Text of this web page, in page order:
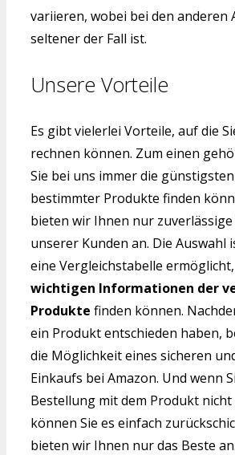
variieren, wobei bei den anderen
seltener der Fall ist.
Unsere Vorteile
Es gibt vielerlei Vorteile, auf die
rechnen können. Zum einen
Sie bei uns immer die
bestimmter Produkte finden
bieten wir Ihnen nur zuverlässige
unserer Kunden an. Die Auswahl
eine Vergleichstabelle
wichtigen Informationen der
Produkte finden können.
ein Produkt entschieden haben,
die Möglichkeit eines sicheren
Einkaufs bei Amazon. Und wenn
Bestellung mit dem Produkt
können Sie es einfach
bieten wir Ihnen nur das Beste an.